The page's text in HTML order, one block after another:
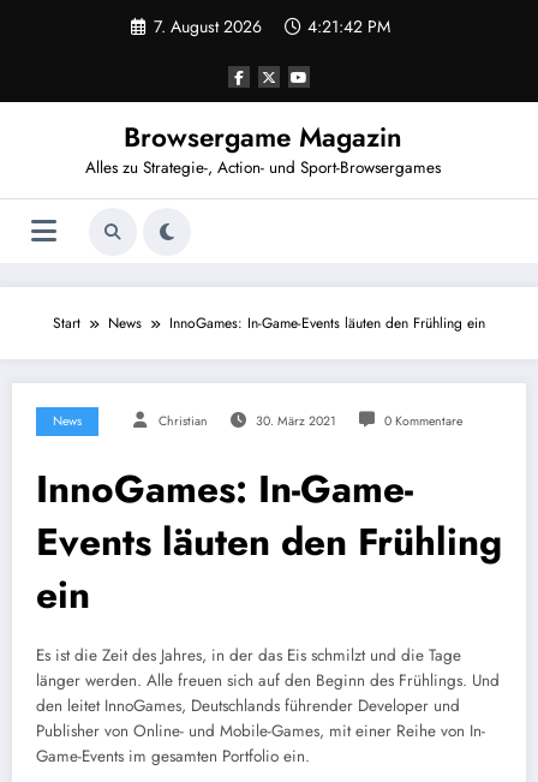
7. August 2026 4:21:42 PM
Browsergame Magazin
Alles zu Strategie-, Action- und Sport-Browsergames
Start News InnoGames: In-Game-Events läuten den Frühling ein
News Christian 30. März 2021 0 Kommentare
InnoGames: In-Game-
Events läuten den Frühling
ein
Es ist die Zeit des Jahres, in der das Eis schmilzt und die Tage
länger werden. Alle freuen sich auf den Beginn des Frühlings. Und
den leitet InnoGames, Deutschlands führender Developer und
Publisher von Online- und Mobile-Games, mit einer Reihe von In-
Game-Events im gesamten Portfolio ein.